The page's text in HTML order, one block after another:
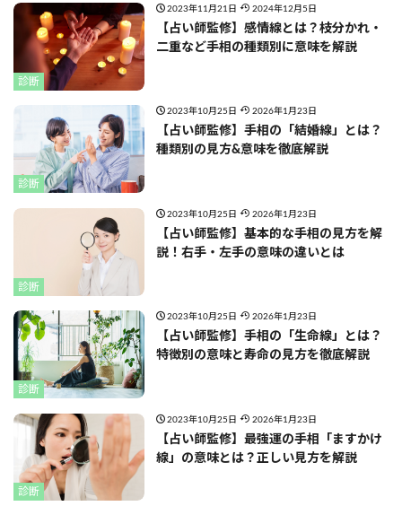
診断
2023年11月21日 2024年12月5日
【占い師監修】感情線とは？枝分かれ・
二重など手相の種類別に意味を解説
診断
2023年10月25日 2026年1月23日
【占い師監修】手相の「結婚線」とは？
種類別の見方&意味を徹底解説
診断
2023年10月25日 2026年1月23日
【占い師監修】基本的な手相の見方を解
説！右手・左手の意味の違いとは
診断
2023年10月25日 2026年1月23日
【占い師監修】手相の「生命線」とは？
特徴別の意味と寿命の見方を徹底解説
診断
2023年10月25日 2026年1月23日
【占い師監修】最強運の手相「ますかけ
線」の意味とは？正しい見方を解説